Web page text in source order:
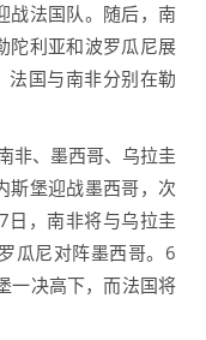
战法国队。随后，南
陀利亚和波罗瓜尼展
法国与南非分别在勒
非、墨西哥、乌拉圭
斯堡迎战墨西哥，次
日，南非将与乌拉圭
瓜尼对阵墨西哥。6
一决高下，而法国将